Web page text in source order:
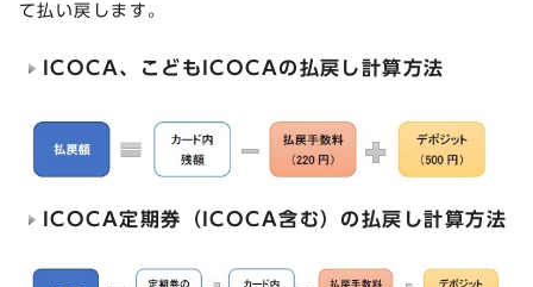
て払い戻します。
ICOCA、こどもICOCAの払戻し計算方法
ICOCA定期券（ICOCA含む）の払戻し計算方法